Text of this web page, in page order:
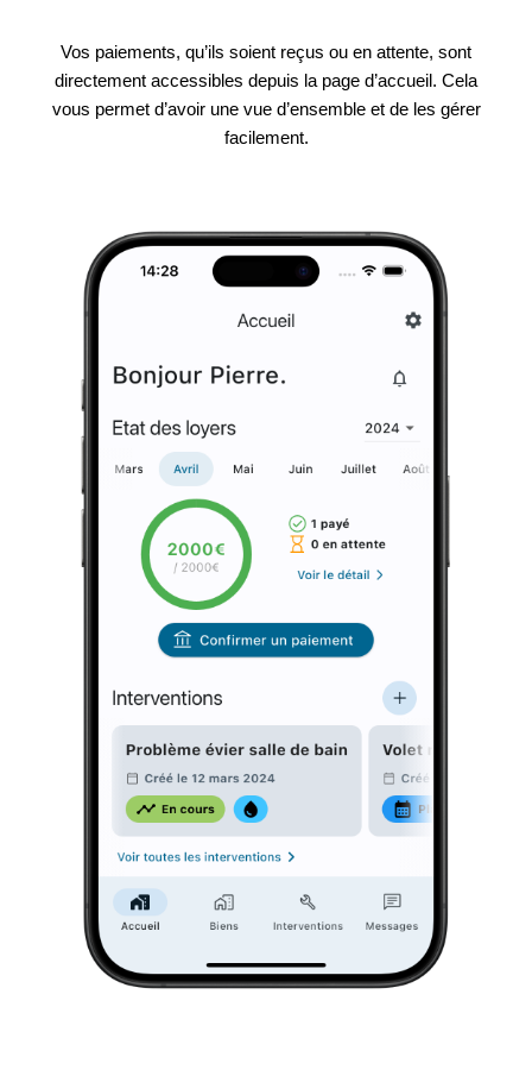
Vos paiements, qu’ils soient reçus ou en attente, sont
directement accessibles depuis la page d’accueil. Cela
vous permet d’avoir une vue d’ensemble et de les gérer
facilement.